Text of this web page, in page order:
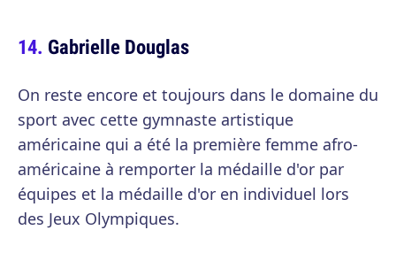
Gabrielle Douglas
On reste encore et toujours dans le domaine du
sport avec cette gymnaste artistique
américaine qui a été la première femme afro-
américaine à remporter la médaille d'or par
équipes et la médaille d'or en individuel lors
des Jeux Olympiques.